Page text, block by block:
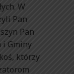
W
Pan
Pan
i Gminy
którzy